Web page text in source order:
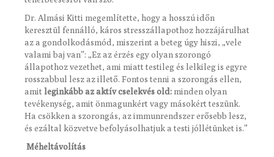
Dr. Almási Kitti megemlítette, hogy a hosszú időn
keresztül fennálló, káros stresszállapothoz hozzájárulhat
az a gondolkodásmód, miszerint a beteg úgy hiszi, „vele
valami baj van”: „Ez az érzés egy olyan szorongó
állapothoz vezethet, ami miatt testileg és lelkileg is egyre
rosszabbul lesz az illető. Fontos tenni a szorongás ellen,
amit leginkább az aktív cselekvés old: minden olyan
tevékenység, amit önmagunkért vagy másokért teszünk.
Ha csökken a szorongás, az immunrendszer erősebb lesz,
és ezáltal közvetve befolyásolhatjuk a testi jóllétünket is.”
Méheltávolítás